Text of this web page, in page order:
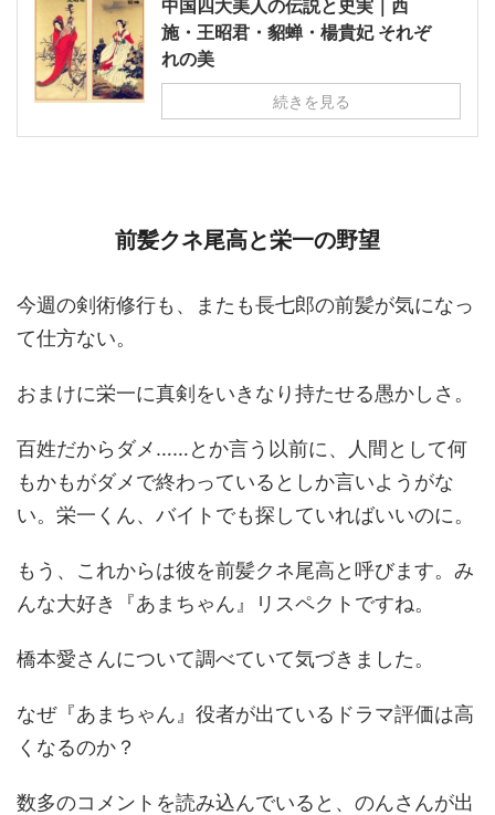
中国四大美人の伝説と史実｜西
施・王昭君・貂蝉・楊貴妃 それぞ
れの美
続きを見る
前髪クネ尾高と栄一の野望
今週の剣術修行も、またも長七郎の前髪が気になっ
て仕方ない。
おまけに栄一に真剣をいきなり持たせる愚かしさ。
百姓だからダメ……とか言う以前に、人間として何
もかもがダメで終わっているとしか言いようがな
い。栄一くん、バイトでも探していればいいのに。
もう、これからは彼を前髪クネ尾高と呼びます。み
んな大好き『あまちゃん』リスペクトですね。
橋本愛さんについて調べていて気づきました。
なぜ『あまちゃん』役者が出ているドラマ評価は高
くなるのか？
数多のコメントを読み込んでいると、のんさんが出